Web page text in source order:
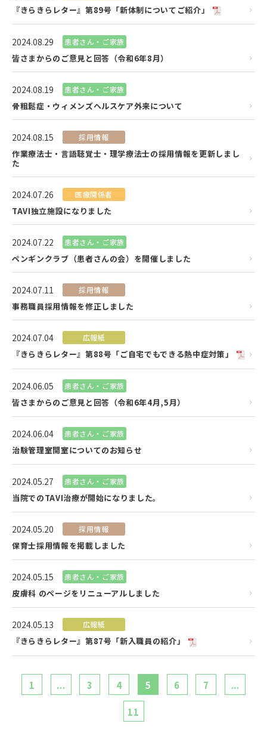
『きらきらレター』第89号「新体制についてご紹介」
2024.08.29 患者さん・ご家族
皆さまからのご意見と回答（令和6年8月）
2024.08.19 患者さん・ご家族
骨粗鬆症・ウィメンズヘルスケア外来について
2024.08.15 採用情報
作業療法士・言語聴覚士・理学療法士の採用情報を更新しまし
た
2024.07.26 医療関係者
TAVI独立施設になりました
2024.07.22 患者さん・ご家族
ペンギンクラブ（患者さんの会）を開催しました
2024.07.11 採用情報
事務職員採用情報を修正しました
2024.07.04 広報紙
『きらきらレター』第88号「ご自宅でもできる熱中症対策」
2024.06.05 患者さん・ご家族
皆さまからのご意見と回答（令和6年4月,5月）
2024.06.04 患者さん・ご家族
治験管理室開室についてのお知らせ
2024.05.27 患者さん・ご家族
当院でのTAVI治療が開始になりました。
2024.05.20 採用情報
保育士採用情報を掲載しました
2024.05.15 患者さん・ご家族
皮膚科 のページをリニューアルしました
2024.05.13 広報紙
『きらきらレター』第87号「新入職員の紹介」
1 ... 3 4 5 6 7 ...
11